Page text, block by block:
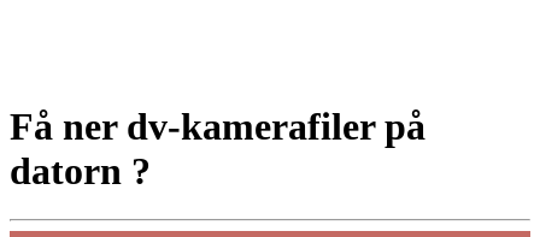
Få ner dv-kamerafiler på
datorn ?